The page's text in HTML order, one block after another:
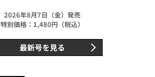
2026年8月7日（金）発売
特別価格：1,480円（税込）
最新号を見る